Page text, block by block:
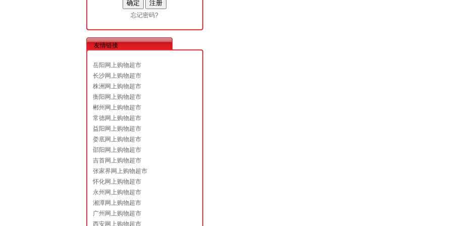
忘记密码?
友情链接
岳阳网上购物超市
长沙网上购物超市
株洲网上购物超市
衡阳网上购物超市
郴州网上购物超市
常德网上购物超市
益阳网上购物超市
娄底网上购物超市
邵阳网上购物超市
吉首网上购物超市
张家界网上购物超市
怀化网上购物超市
永州网上购物超市
湘潭网上购物超市
广州网上购物超市
西安网上购物超市